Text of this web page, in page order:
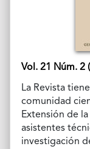
Vol. 21 Núm. 2
La Revista
comunidad
Extensión de
asistentes
investigación